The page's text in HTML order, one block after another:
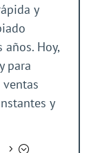
y
Hoy,
para
y